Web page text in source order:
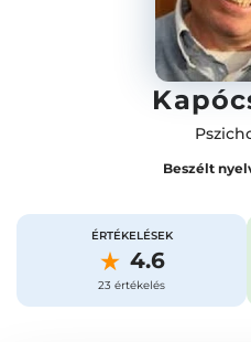
Beszélt
ÉRTÉKELÉSEK
4.6
23 értékelés